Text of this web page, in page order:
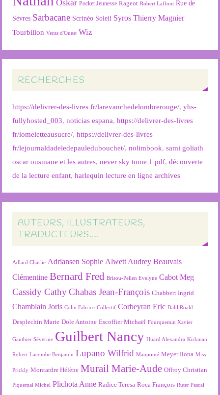
Oskar Pocket Jeunesse Rageot Robert Laffont Rue de
Sèvres Sarbacane Scrinéo Soleil Syros Thierry Magnier
Tourbillon Vents d'Ouest Wiz
RECHERCHES
https://delivrer-des-livres fr/larevanchedelombrerouge/,yhs-
fullyhosted_003,noticias espana,https://delivrer-des-livres
fr/lomeletteausucre/,https://delivrer-des-livres
fr/lejournaldadeledepauledubouchet/,nolimbook,sami goliath
oscar ousmane et les autres,never sky tome 1 pdf,découverte
de la lecture enfant,harlequin lecture en ligne archives
AUTEURS, ILLUSTRATEURS,
TRADUCTEURS….
Adlard Charlie Adriansen Sophie Alwett Audrey Beauvais
Clémentine Bernard Fred Brisou-Pellen Evelyne Cabot Meg
Cassidy Cathy Chabas Jean-François Chabbert Ingrid
Chamblain Joris Colin Fabrice Collectif Corbeyran Eric Dahl Roald
Desplechin Marie Dole Antoine Escoffier Michaël Fourquemin Xavier
Gauthier Séverine Guilbert Nancy Huard Alexandra Kirkman
Robert Lacombe Benjamin Lupano Wilfrid Maupomé Meyer Ilona Miss
Prickly Montardre Hélène Murail Marie-Aude Offroy Christian
Piquemal Michel Plichota Anne Radice Teresa Roca François Ruter Pascal